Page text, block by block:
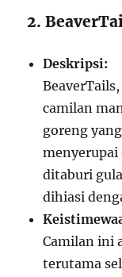
2.
Deskripsi:
camilan
goreng
menyerupai
ditaburi
dihiasi
Camilan ini
terutama